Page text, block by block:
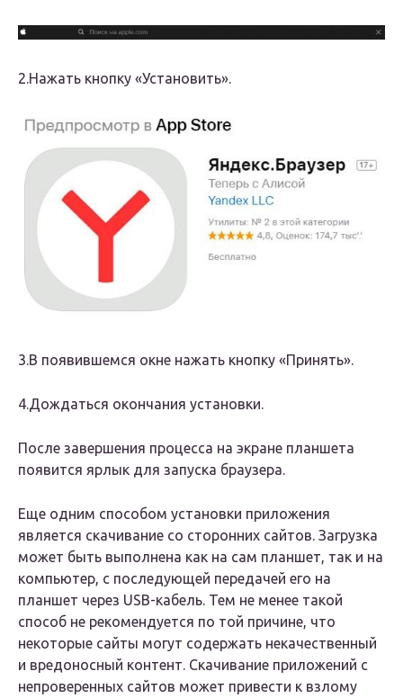
2.Нажать кнопку «Установить».
3.В появившемся окне нажать кнопку «Принять».
4.Дождаться окончания установки.
После завершения процесса на экране планшета
появится ярлык для запуска браузера.
Еще одним способом установки приложения
является скачивание со сторонних сайтов. Загрузка
может быть выполнена как на сам планшет, так и на
компьютер, с последующей передачей его на
планшет через USB-кабель. Тем не менее такой
способ не рекомендуется по той причине, что
некоторые сайты могут содержать некачественный
и вредоносный контент. Скачивание приложений с
непроверенных сайтов может привести к взлому